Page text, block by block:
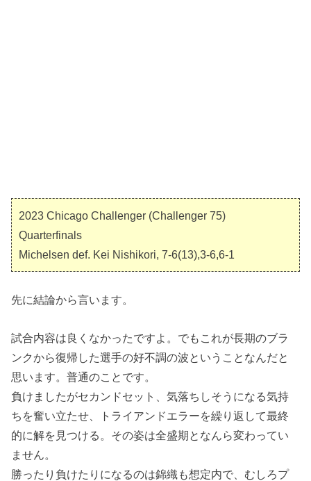
2023 Chicago Challenger (Challenger 75)
Quarterfinals
Michelsen def. Kei Nishikori, 7-6(13),3-6,6-1
先に結論から言います。
試合内容は良くなかったですよ。でもこれが長期のブラ
ンクから復帰した選手の好不調の波ということなんだと
思います。普通のことです。
負けましたがセカンドセット、気落ちしそうになる気持
ちを奮い立たせ、トライアンドエラーを繰り返して最終
的に解を見つける。その姿は全盛期となんら変わってい
ません。
勝ったり負けたりになるのは錦織も想定内で、むしろプ